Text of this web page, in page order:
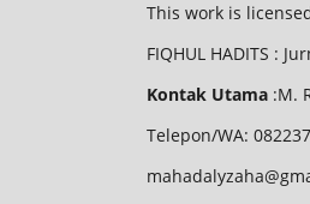
This work is
FIQHUL HADITS :
Kontak Utama :M.
Telepon/WA: